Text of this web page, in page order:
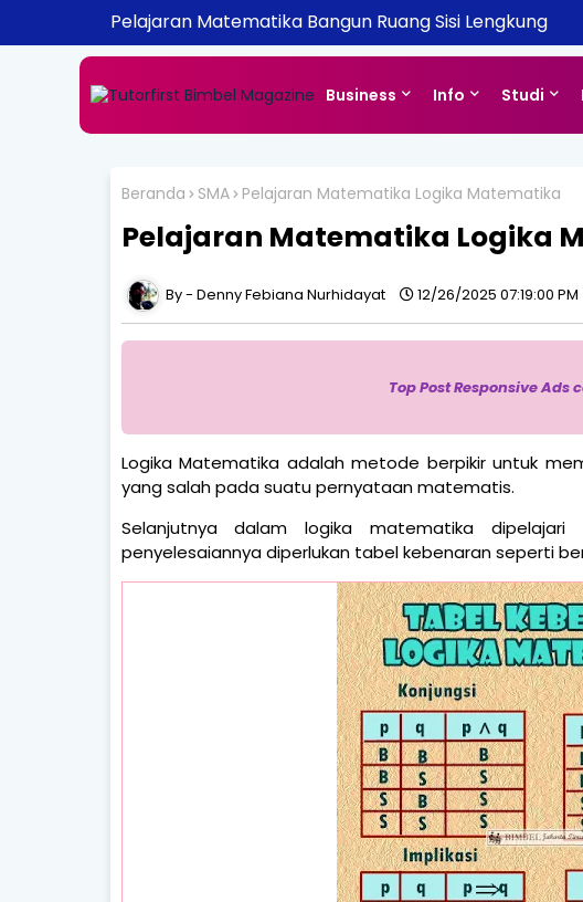
Pelajaran Matematika Bangun Ruang Sisi Lengkung
Business Info Studi
Beranda SMA Pelajaran Matematika Logika Matematika
Pelajaran Matematika Logika
Denny Febiana Nurhidayat 12/26/2025 07:19:00 PM
Top Post Responsive Ads
Logika Matematika adalah metode berpikir untuk
yang salah pada suatu pernyataan matematis.
Selanjutnya dalam logika matematika
penyelesaiannya diperlukan tabel kebenaran seperti